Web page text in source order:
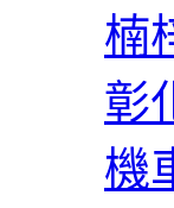
楠
彰
機